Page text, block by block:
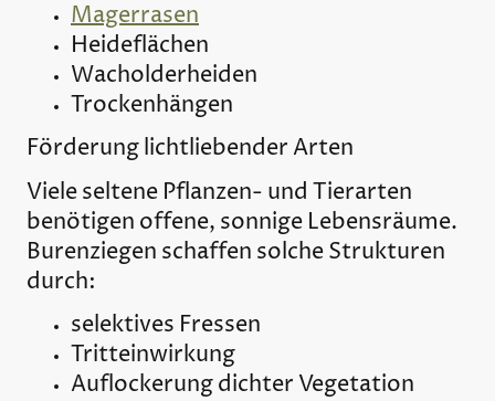
Magerrasen
Heideflächen
Wacholderheiden
Trockenhängen
Förderung lichtliebender Arten
Viele seltene Pflanzen- und Tierarten
benötigen offene, sonnige Lebensräume.
Burenziegen schaffen solche Strukturen
durch:
selektives Fressen
Tritteinwirkung
Auflockerung dichter Vegetation